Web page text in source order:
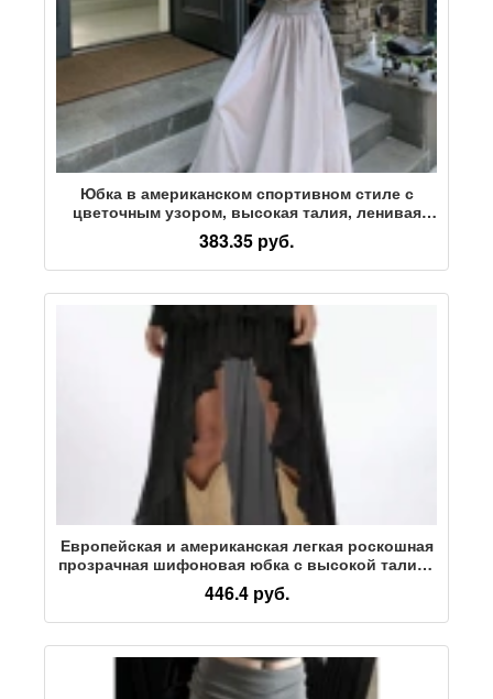
Юбка в американском спортивном стиле с
цветочным узором, высокая талия, ленивая
улица, чистое желание подметать пол,
эластичная пышная длинная юбка,
индивидуальность
383.35 руб.
Европейская и американская легкая роскошная
прозрачная шифоновая юбка с высокой талией
и оборками, нерегулярная многослойная
длинная юбка в стиле "hot girl"
446.4 руб.